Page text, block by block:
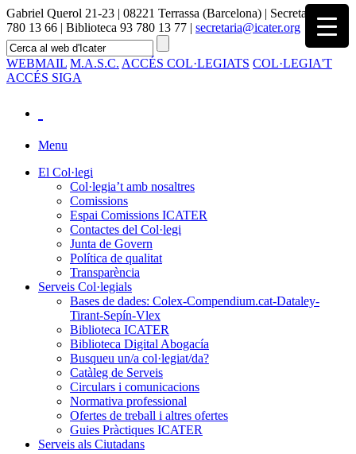
Gabriel Querol 21-23 | 08221 Terrassa (Barcelona) | Secretaria 93
780 13 66 | Biblioteca 93 780 13 77 | secretaria@icater.org
WEBMAIL M.A.S.C. ACCÉS COL·LEGIATS COL·LEGIA'T
ACCÉS SIGA
Menu
El Col·legi
Col·legia’t amb nosaltres
Comissions
Espai Comissions ICATER
Contactes del Col·legi
Junta de Govern
Política de qualitat
Transparència
Serveis Col·legials
Bases de dades: Colex-Compendium.cat-Dataley-
Tirant-Sepín-Vlex
Biblioteca ICATER
Biblioteca Digital Abogacía
Busqueu un/a col·legiat/da?
Catàleg de Serveis
Circulars i comunicacions
Normativa professional
Ofertes de treball i altres ofertes
Guies Pràctiques ICATER
Serveis als Ciutadans